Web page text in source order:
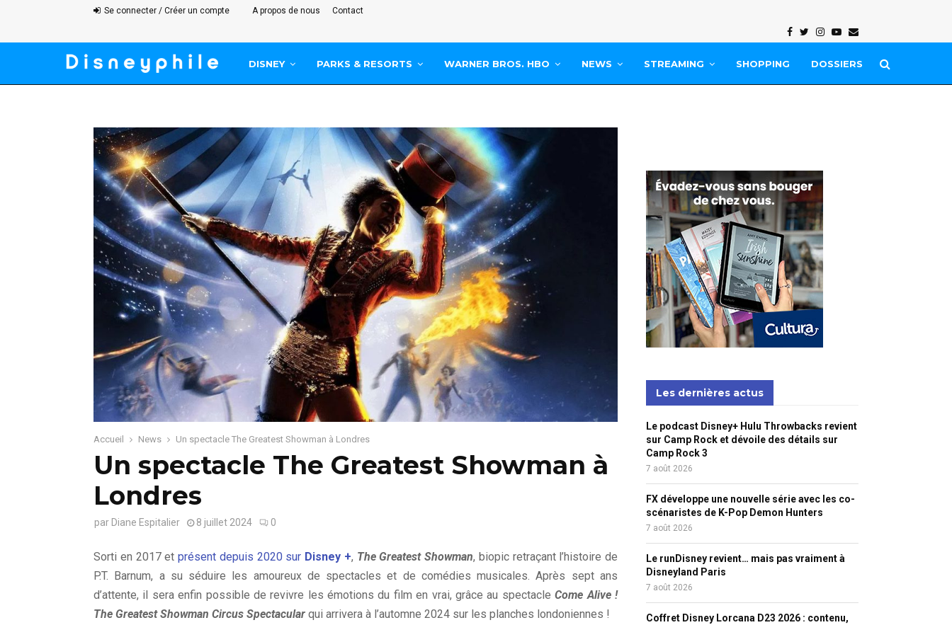
Se connecter / Créer un compte A propos de nous Contact
Facebook
Twitter
Instagram
Youtube
Email
DISNEY PARKS & RESORTS WARNER BROS. HBO NEWS STREAMING SHOPPING DOSSIERS
Accueil News Un spectacle The Greatest Showman à Londres
Un spectacle The Greatest Showman à
Londres
par Diane Espitalier 8 juillet 2024 0
Sorti en 2017 et présent depuis 2020 sur Disney +, The Greatest Showman, biopic retraçant l’histoire de
P.T. Barnum, a su séduire les amoureux de spectacles et de comédies musicales. Après sept ans
d’attente, il sera enfin possible de revivre les émotions du film en vrai, grâce au spectacleCome Alive !
The Greatest Showman Circus Spectacular qui arrivera à l’automne 2024 sur les planches londoniennes !
Les dernières actus
Le podcast Disney+ Hulu Throwbacks revient
sur Camp Rock et dévoile des détails sur
Camp Rock 3
7 août 2026
FX développe une nouvelle série avec les co-
scénaristes de K-Pop Demon Hunters
7 août 2026
Le runDisney revient… mais pas vraiment à
Disneyland Paris
7 août 2026
Coffret Disney Lorcana D23 2026 : contenu,